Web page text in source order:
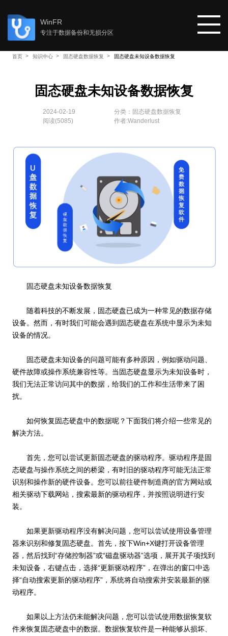
WinFR
专注于数据备份和无损分区
首页 知识中心 固态硬盘数据恢复 固态硬盘未知设备数据恢复
固态硬盘未知设备数据恢复
2024-02-19 分类： 固态硬盘数据恢复
阅读(5085) 作者:Wanderlust
固态硬盘未知设备数据恢复
随着科技的不断发展，固态硬盘已成为一种常见的数据存储
设备。然而，有时我们可能会遇到固态硬盘在系统中显示为未知
设备的情况。
固态硬盘未知设备的问题可能有多种原因，例如驱动问题、
硬件故障或操作系统兼容性等。当固态硬盘显示为未知设备时，
我们无法正常访问其中的数据，给我们的工作和生活带来了困
扰。
如何恢复固态硬盘中的数据呢？下面我们将介绍一些常见的
解决方法。
首先，您可以尝试更新固态硬盘的驱动程序。驱动程序是固
态硬盘与操作系统之间的桥梁，有时旧的驱动程序可能无法正常
识别和操作新的硬件设备。您可以前往硬件制造商的官方网站或
相关驱动下载网站，搜索最新的驱动程序，并按照说明进行安
装。
如果更新驱动程序没有解决问题，您可以尝试使用设备管理
器来识别和修复固态硬盘。首先，按下Win+X键打开设备管理
器，然后找到“存储控制器”或“磁盘驱动器”选项，展开其子项找到
未知设备，右键点击，选择“更新驱动程序”，在弹出的窗口中选
择“自动搜索更新的驱动程序”，系统将自动搜索并安装最新的驱
动程序。
如果以上方法仍未能解决问题，您可以尝试使用数据恢复软
件来恢复固态硬盘中的数据。数据恢复软件是一种能够从损坏、